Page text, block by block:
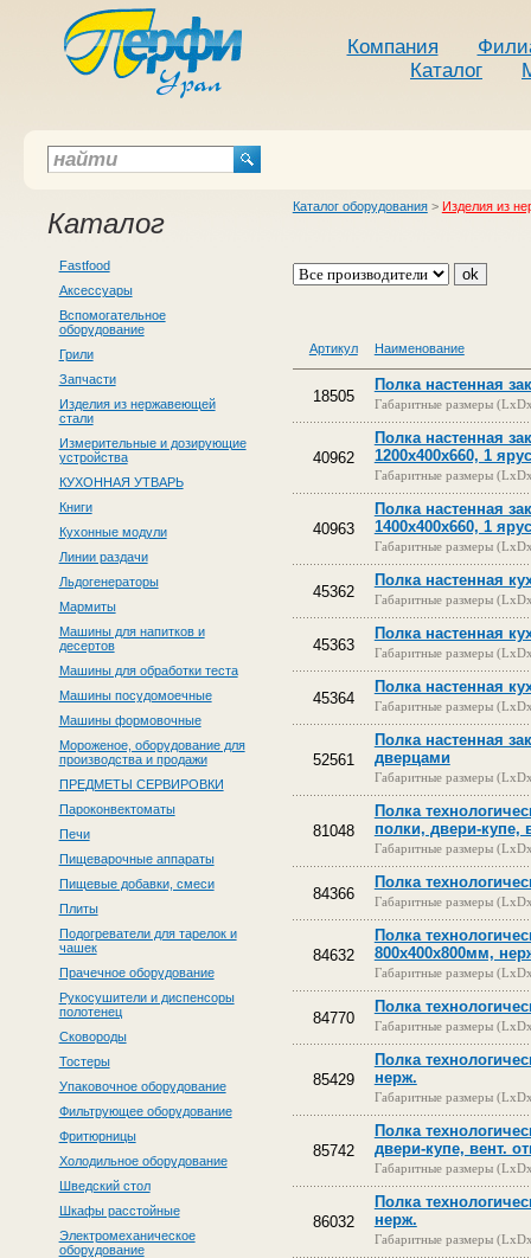
Компания
Каталог
Каталог
Fastfood
Аксессуары
Вспомогательное
оборудование
Грили
Запчасти
Изделия из нержавеющей
стали
Измерительные и дозирующие
устройства
КУХОННАЯ УТВАРЬ
Книги
Кухонные модули
Линии раздачи
Льдогенераторы
Мармиты
Машины для напитков и
десертов
Машины для обработки теста
Машины посудомоечные
Машины формовочные
Мороженое, оборудование для
производства и продажи
ПРЕДМЕТЫ СЕРВИРОВКИ
Пароконвектоматы
Печи
Пищеварочные аппараты
Пищевые добавки, смеси
Плиты
Подогреватели для тарелок и
чашек
Прачечное оборудование
Рукосушители и диспенсоры
полотенец
Сковороды
Тостеры
Упаковочное оборудование
Фильтрующее оборудование
Фритюрницы
Холодильное оборудование
Шведский стол
Шкафы расстойные
Электромеханическое
оборудование
Каталог оборудования> Изделия из
Артикул Наименование
18505
Полка настенная
Габаритные размеры
40962
Полка настенная
1200х400х660, 1
Габаритные размеры
40963
Полка настенная
1400х400х660, 1
Габаритные размеры
45362
Полка настенная
Габаритные размеры
45363
Полка настенная
Габаритные размеры
45364
Полка настенная
Габаритные размеры
52561
Полка настенная
дверцами
Габаритные размеры
81048
Полка
полки, двери-купе,
Габаритные размеры
84366
Полка
Габаритные размеры
84632
Полка
800х400х800мм,
Габаритные размеры
84770
Полка
Габаритные размеры
85429
Полка
нерж.
Габаритные размеры
85742
Полка
двери-купе, вент.
Габаритные размеры
86032
Полка
нерж.
Габаритные размеры